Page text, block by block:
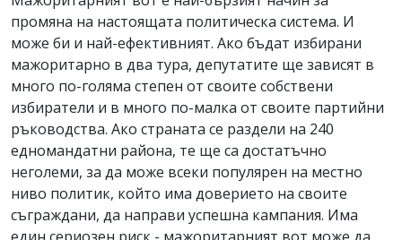
промяна на настоящата политическа система. И
може би и най-ефективният. Ако бъдат избирани
мажоритарно в два тура, депутатите ще зависят в
много по-голяма степен от своите собствени
избиратели и в много по-малка от своите партийни
ръководства. Ако страната се раздели на 240
едномандатни района, те ще са достатъчно
неголеми, за да може всеки популярен на местно
ниво политик, който има доверието на своите
съграждани, да направи успешна кампания. Има